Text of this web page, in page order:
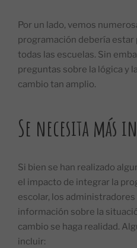
Por un lado, vemos
programación debería
todas las escuelas. Sin
preguntas sobre la lógica y
cambio tan amplio.
Se necesita más
Si bien se han realizado
el impacto de integrar la
escolar, los
información sobre la
cambio se haga realidad.
incluir: